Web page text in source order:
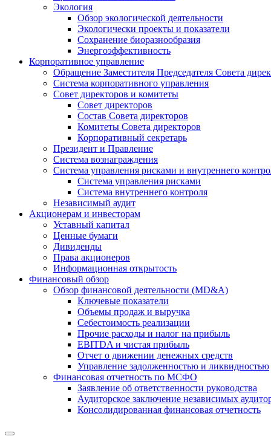
Экология
Обзор экологической деятельности
Экологически проекты и показатели
Сохранение биоразнообразия
Энергоэффективность
Корпоративное управление
Обращение Заместителя Председателя Совета
Система корпоративного управления
Совет директоров и комитеты
Совет директоров
Состав Совета директоров
Комитеты Совета директоров
Корпоративный секретарь
Президент и Правление
Система вознаграждения
Система управления рисками и внутреннего
Система управления рисками
Система внутреннего контроля
Независимый аудит
Акционерам и инвесторам
Уставный капитал
Ценные бумаги
Дивиденды
Права акционеров
Информационная открытость
Финансовый обзор
Обзор финансовой деятельности (MD&A)
Ключевые показатели
Объемы продаж и выручка
Себестоимость реализации
Прочие расходы и налог на прибыль
EBITDA и чистая прибыль
Отчет о движении денежных средств
Управление задолженностью и ликвидностью
Финансовая отчетность по МСФО
Заявление об ответственности руководства
Аудиторское заключение независимых
Консолидированная финансовая отчетность